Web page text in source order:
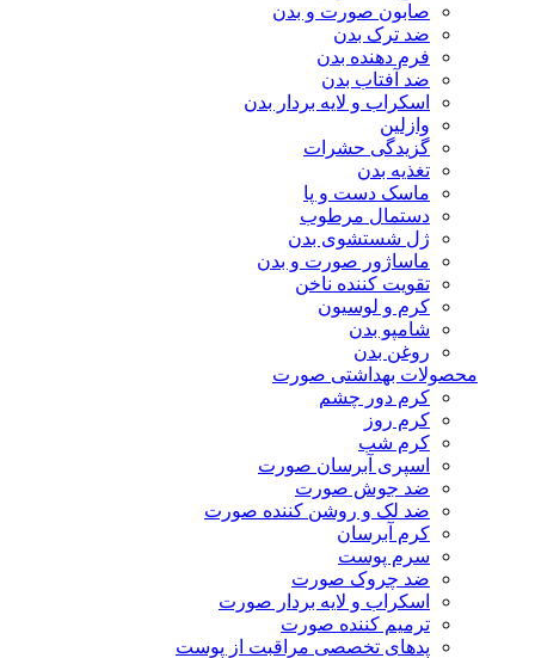
صابون صورت و بدن
ضد ترک بدن
فرم دهنده بدن
ضد آفتاب بدن
اسکراب و لایه بردار بدن
وازلین
گزیدگی حشرات
تغذیه بدن
ماسک دست و پا
دستمال مرطوب
ژل شستشوی بدن
ماساژور صورت و بدن
تقویت کننده ناخن
کرم و لوسیون
شامپو بدن
روغن بدن
محصولات بهداشتی صورت
کرم دور چشم
کرم روز
کرم شب
اسپری آبرسان صورت
ضد جوش صورت
ضد لک و روشن کننده صورت
کرم آبرسان
سرم پوست
ضد چروک صورت
اسکراب و لایه بردار صورت
ترمیم کننده صورت
پدهای تخصصی مراقبت از پوست